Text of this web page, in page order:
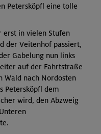
Petersköpfl eine tolle
erst in vielen Stufen
der Veitenhof passiert,
Gabelung nun links
auf der Fahrtstraße
Wald nach Nordosten
Petersköpfl dem
wird, den Abzweig